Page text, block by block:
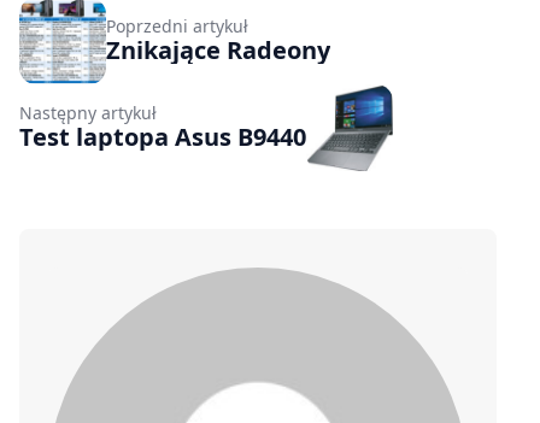
Poprzedni artykuł
Znikające Radeony
Następny artykuł
Test laptopa Asus B9440